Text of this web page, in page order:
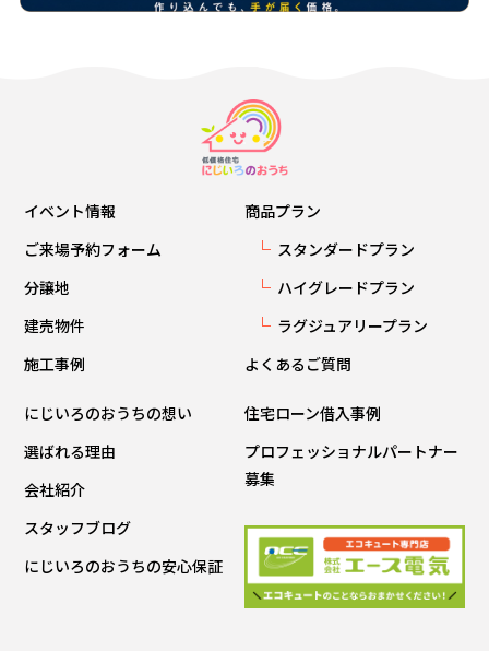
イベント情報
ご来場予約フォーム
分譲地
建売物件
施工事例
商品プラン
スタンダードプラン
ハイグレードプラン
ラグジュアリープラン
よくあるご質問
にじいろのおうちの想い
選ばれる理由
会社紹介
スタッフブログ
にじいろのおうちの安心保証
住宅ローン借入事例
プロフェッショナルパートナー
募集